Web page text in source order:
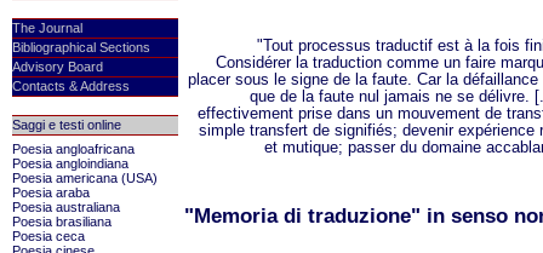
The Journal
Bibliographical Sections
Advisory Board
Contacts & Address
Saggi e testi online
Poesia angloafricana
Poesia angloindiana
Poesia americana (USA)
Poesia araba
Poesia australiana
Poesia brasiliana
Poesia ceca
"Tout processus traductif est à la fois
Considérer la traduction comme un faire
placer sous le signe de la faute. Car la
que de la faute nul jamais ne se délivre.
effectivement prise dans un mouvement de
simple transfert de signifiés; devenir
et mutique; passer du domaine
"Memoria di traduzione" in senso